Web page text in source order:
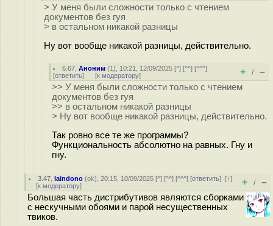
> У меня были сложности только с чтением
документов без гуя
> в остальном никакой разницы
Ну вот вообще никакой разницы, действительно.
6.67 ,Аноним (1), 10:21, 12/09/2025 [^] [^^] [^^^]
[ответить] [к модератору] + / –
>> У меня были сложности только с чтением
документов без гуя
>> в остальном никакой разницы
> Ну вот вообще никакой разницы, действительно.
Так ровно все те же программы?
Функциональность абсолютно на равных. Гну и
гну.
3.47 ,laindono (ok), 20:15, 10/09/2025 [^] [^^] [^^^] [ответить][↑]
[к модератору] + / –
Большая часть дистрибутивов являются сборками
с нескучными обоями и парой несущественных
твиков.